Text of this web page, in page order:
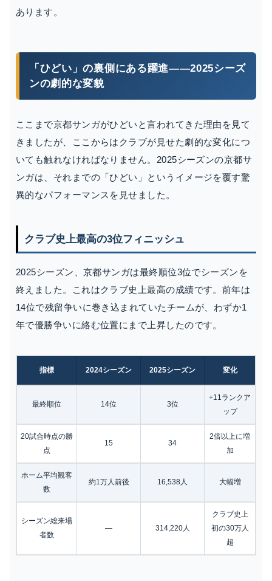
あります。
「ひどい」の裏側にある躍進――2025シーズ
ンの劇的な変貌
ここまで京都サンガがひどいと言われてきた理由を見て
きましたが、ここからはクラブが見せた劇的な変化につ
いても触れなければなりません。2025シーズンの京都サ
ンガは、それまでの「ひどい」というイメージを覆す驚
異的なパフォーマンスを見せました。
クラブ史上最高の3位フィニッシュ
2025シーズン、京都サンガは最終順位3位でシーズンを
終えました。これはクラブ史上最高の成績です。前年は
14位で残留争いに巻き込まれていたチームが、わずか1
年で優勝争いに絡む位置にまで上昇したのです。
指標 2024シーズン 2025シーズン 変化
最終順位 14位 3位
+11ランクア
ップ
20試合時点の勝
点
15 34
2倍以上に増
加
ホーム平均観客
数
約1万人前後 16,538人 大幅増
シーズン総来場
者数
— 314,220人
クラブ史上
初の30万人
超